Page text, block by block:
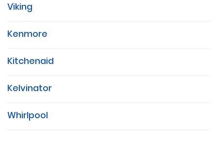
Viking
Kenmore
Kitchenaid
Kelvinator
Whirlpool